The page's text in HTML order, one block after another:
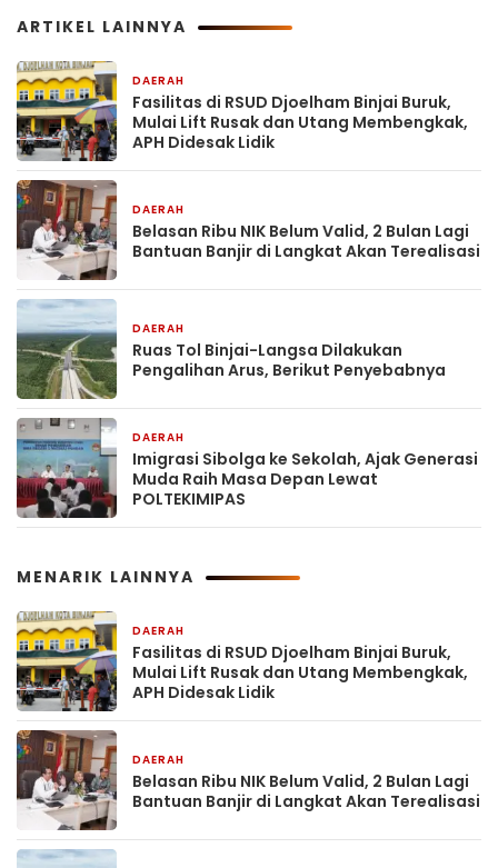
ARTIKEL LAINNYA
DAERAH
Fasilitas di RSUD Djoelham Binjai Buruk,
Mulai Lift Rusak dan Utang Membengkak,
APH Didesak Lidik
DAERAH
Belasan Ribu NIK Belum Valid, 2 Bulan Lagi
Bantuan Banjir di Langkat Akan Terealisasi
DAERAH
Ruas Tol Binjai-Langsa Dilakukan
Pengalihan Arus, Berikut Penyebabnya
DAERAH
Imigrasi Sibolga ke Sekolah, Ajak Generasi
Muda Raih Masa Depan Lewat
POLTEKIMIPAS
MENARIK LAINNYA
DAERAH
Fasilitas di RSUD Djoelham Binjai Buruk,
Mulai Lift Rusak dan Utang Membengkak,
APH Didesak Lidik
DAERAH
Belasan Ribu NIK Belum Valid, 2 Bulan Lagi
Bantuan Banjir di Langkat Akan Terealisasi